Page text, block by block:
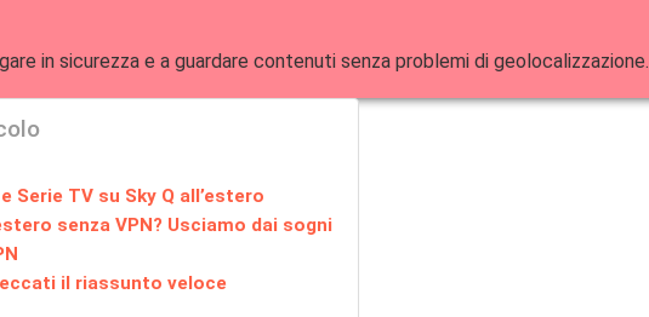
in sicurezza e a guardare contenuti senza problemi di geolocalizzazione.
Serie TV su Sky Q all’estero
senza VPN? Usciamo dai sogni
il riassunto veloce